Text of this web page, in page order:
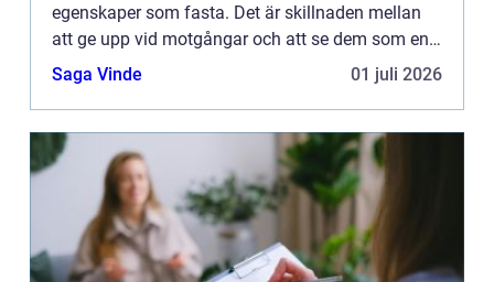
egenskaper som fasta. Det är skillnaden mellan
att ge upp vid motgångar och att se dem som en
chans att växa. Oav...
Saga Vinde 01 juli 2026